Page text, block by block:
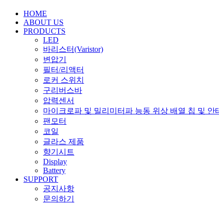
HOME
ABOUT US
PRODUCTS
LED
바리스터(Varistor)
변압기
필터/리액터
로커 스위치
구리버스바
압력센서
마이크로파 및 밀리미터파 능동 위상 배열 칩 및 안
팬모터
코일
글라스 제품
향기시트
Display
Battery
SUPPORT
공지사항
문의하기